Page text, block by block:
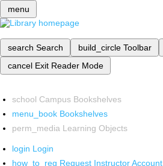
menu
search Search build_circle Toolbar
cancel Exit Reader Mode
school Campus Bookshelves
menu_book Bookshelves
perm_media Learning Objects
login Login
how_to_reg Request Instructor Account